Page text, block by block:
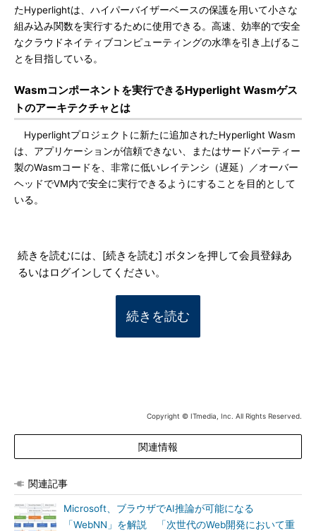
たHyperlightは、ハイパーバイザーベースの保護を用いて小さな
組み込み関数を実行するために使用できる。高速、効率的で安全
なクラウドネイティブコンピューティングの水準を引き上げるこ
とを目指している。
Wasmコンポーネントを実行できるHyperlight Wasmゲス
トのアーキテクチャとは
Hyperlightプロジェクトに新たに追加されたHyperlight Wasm
は、アプリケーションが信頼できない、またはサードパーティー
製のWasmコードを、非常に低いレイテンシ（遅延）／オーバー
ヘッドでVM内で安全に実行できるようにすることを目的として
いる。
続きを読むには、[続きを読む] ボタンを押して会員登録あ
るいはログインしてください。
続きを読む
Copyright © ITmedia, Inc. All Rights Reserved.
関連情報
関連記事
Microsoft、ブラウザでAI推論が可能になる
「WebNN」を解説 「次世代のWeb開発において重